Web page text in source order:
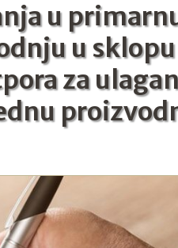
u
u sklopu
za